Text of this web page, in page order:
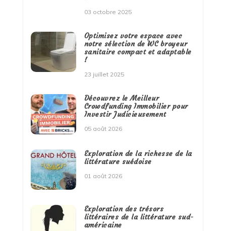
03 octobre 2025
Optimisez votre espace avec
notre sélection de WC broyeur
sanitaire compact et adaptable
!
23 juillet 2025
Découvrez le Meilleur
Crowdfunding Immobilier pour
Investir Judicieusement
05 août 2026
Exploration de la richesse de la
littérature suédoise
01 août 2026
Exploration des trésors
littéraires de la littérature sud-
américaine